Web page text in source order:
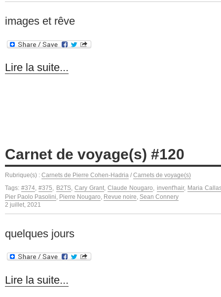
images et rêve
Lire la suite...
Carnet de voyage(s) #120
Rubrique(s) : Carnets de Pierre Cohen-Hadria / Carnets de voyage(s)
Tags:#374,#375, B2TS, Cary Grant,Claude Nougaro, invent'hair, Maria
Pier Paolo Pasolini, Pierre Nougaro, Revue noire, Sean Connery
2 juillet, 2021
quelques jours
Lire la suite...